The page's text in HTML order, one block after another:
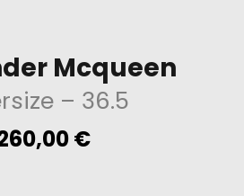
Mcqueen
– 36.5
€